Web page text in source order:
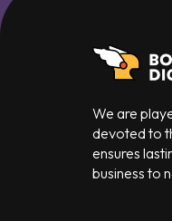
We are
devoted to
ensures
business to